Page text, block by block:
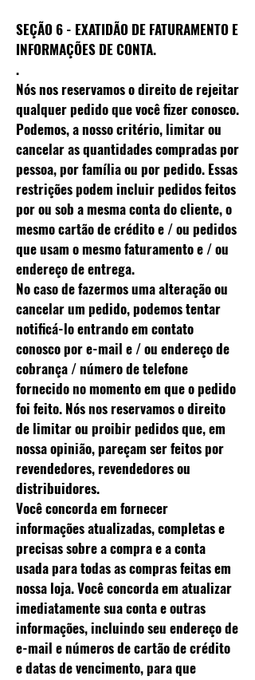
SEÇÃO 6 - EXATIDÃO DE FATURAMENTO E
INFORMAÇÕES DE CONTA.
.
Nós nos reservamos o direito de rejeitar
qualquer pedido que você fizer conosco.
Podemos, a nosso critério, limitar ou
cancelar as quantidades compradas por
pessoa, por família ou por pedido. Essas
restrições podem incluir pedidos feitos
por ou sob a mesma conta do cliente, o
mesmo cartão de crédito e / ou pedidos
que usam o mesmo faturamento e / ou
endereço de entrega.
No caso de fazermos uma alteração ou
cancelar um pedido, podemos tentar
notificá-lo entrando em contato
conosco por e-mail e / ou endereço de
cobrança / número de telefone
fornecido no momento em que o pedido
foi feito. Nós nos reservamos o direito
de limitar ou proibir pedidos que, em
nossa opinião, pareçam ser feitos por
revendedores, revendedores ou
distribuidores.
Você concorda em fornecer
informações atualizadas, completas e
precisas sobre a compra e a conta
usada para todas as compras feitas em
nossa loja. Você concorda em atualizar
imediatamente sua conta e outras
informações, incluindo seu endereço de
e-mail e números de cartão de crédito
e datas de vencimento, para que